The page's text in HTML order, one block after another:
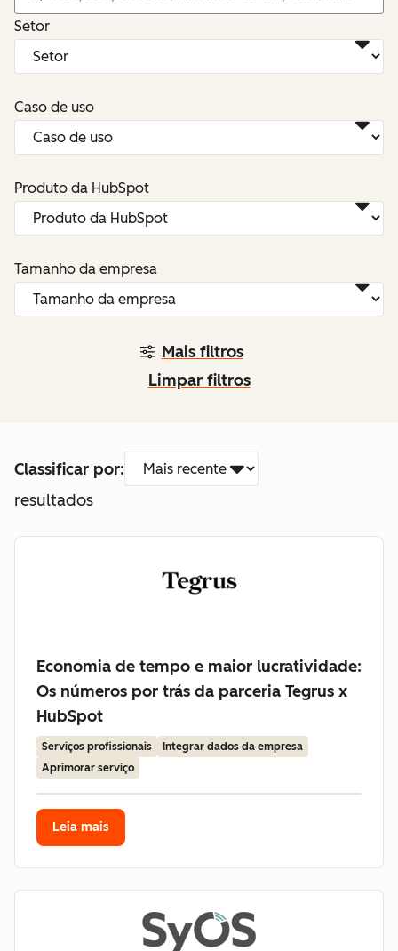
Mais filtros
Setor
Caso de uso
Produto da HubSpot
Tamanho da empresa
Limpar filtros
Classificar por:
resultados
Economia de tempo e maior lucratividade:
Os números por trás da parceria Tegrus x
HubSpot
Serviços profissionais
Integrar dados da empresa
Aprimorar serviço
Leia mais